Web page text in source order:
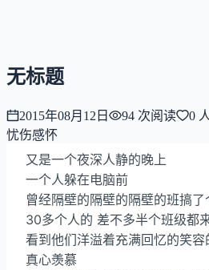
无标题
2015年08月12日 94 次阅读 0
忧伤感怀
又是一个夜深人静的晚上
一个人躲在电脑前
曾经隔壁的隔壁的隔壁的班搞
30多个人的 差不多半个班级都
看到他们洋溢着充满回忆的笑容
真心羡慕